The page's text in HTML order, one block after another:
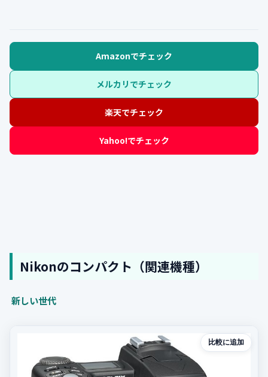
Amazonでチェック
メルカリでチェック
楽天でチェック
Yahoo!でチェック
Nikonのコンパクト（関連機種）
新しい世代
比較に追加